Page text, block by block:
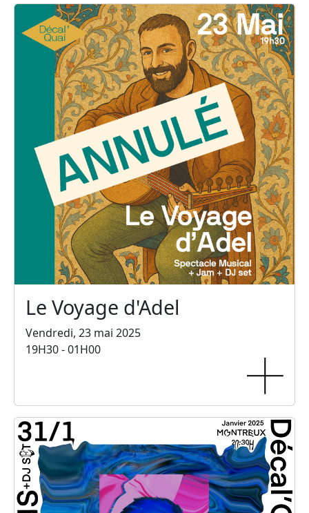
Le Voyage d'Adel
Vendredi, 23 mai 2025
19H30 - 01H00